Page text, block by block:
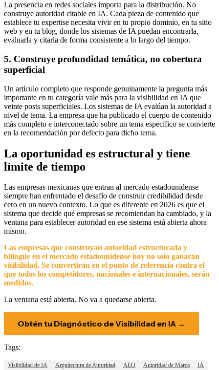
La presencia en redes sociales importa para la distribución. No
construye autoridad citable en IA. Cada pieza de contenido que
establece tu expertise necesita vivir en tu propio dominio, en tu sitio
web y en tu blog, donde los sistemas de IA puedan encontrarla,
evaluarla y citarla de forma consistente a lo largo del tiempo.
5. Construye profundidad temática, no cobertura
superficial
Un artículo completo que responde genuinamente la pregunta más
importante en tu categoría vale más para la visibilidad en IA que
veinte posts superficiales. Los sistemas de IA evalúan la autoridad a
nivel de tema. La empresa que ha publicado el cuerpo de contenido
más completo e interconectado sobre un tema específico se convierte
en la recomendación por defecto para dicho tema.
La oportunidad es estructural y tiene
límite de tiempo
Las empresas mexicanas que entran al mercado estadounidense
siempre han enfrentado el desafío de construir credibilidad desde
cero en un nuevo contexto. Lo que es diferente en 2026 es que el
sistema que decide qué empresas se recomiendan ha cambiado, y la
ventana para establecer autoridad en ese sistema está abierta ahora
mismo.
Las empresas que construyan autoridad estructurada y
bilingüe en el mercado estadounidense hoy no solo ganarán
visibilidad. Se convertirán en el punto de referencia contra el
que todos los competidores, nacionales e internacionales, serán
medidos.
La ventana está abierta. No va a quedarse abierta.
Obtén tu Diagnóstico de Visibilidad en IA →
Tags:
Visibilidad de IA Arquitectura de Autoridad AEO Autoridad de Marca
IA